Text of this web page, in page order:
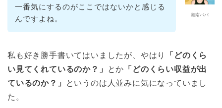
湘南パパ
一番気にするのがここではないかと感じる
んですよね。
私も好き勝手書いてはいましたが、やはり
「どのくら
い見てくれているのか？」
とか 「どのくらい収益が出
ているのか？」
というのは人並みに気になっていまし
た。